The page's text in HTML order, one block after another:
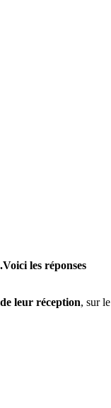
Voici les réponses
leur réception, sur le